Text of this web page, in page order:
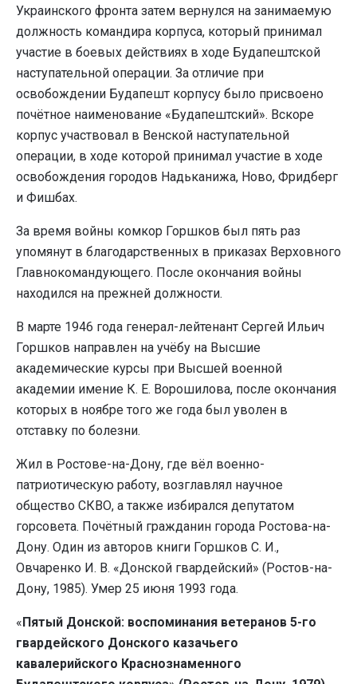
Украинского фронта затем вернулся на занимаемую
должность командира корпуса, который принимал
участие в боевых действиях в ходе Будапештской
наступательной операции. За отличие при
освобождении Будапешт корпусу было присвоено
почётное наименование «Будапештский». Вскоре
корпус участвовал в Венской наступательной
операции, в ходе которой принимал участие в ходе
освобождения городов Надьканижа, Ново, Фридберг
и Фишбах.
За время войны комкор Горшков был пять раз
упомянут в благодарственных в приказах Верховного
Главнокомандующего. После окончания войны
находился на прежней должности.
В марте 1946 года генерал-лейтенант Сергей Ильич
Горшков направлен на учёбу на Высшие
академические курсы при Высшей военной
академии имение К. Е. Ворошилова, после окончания
которых в ноябре того же года был уволен в
отставку по болезни.
Жил в Ростове-на-Дону, где вёл военно-
патриотическую работу, возглавлял научное
общество СКВО, а также избирался депутатом
горсовета. Почётный гражданин города Ростова-на-
Дону. Один из авторов книги Горшков С. И.,
Овчаренко И. В. «Донской гвардейский» (Ростов-на-
Дону, 1985). Умер 25 июня 1993 года.
« Пятый Донской: воспоминания ветеранов 5-го
гвардейского Донского казачьего
кавалерийского Краснознаменного